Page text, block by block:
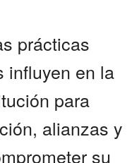
prácticas
influyen en la
para
alianzas y
su